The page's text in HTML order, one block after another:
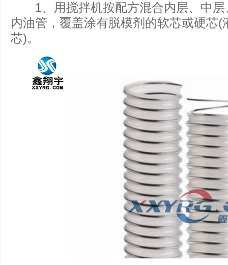
1、用搅拌机按配方混合内层、中层
内油管，覆盖涂有脱模剂的软芯或硬芯(
芯)。